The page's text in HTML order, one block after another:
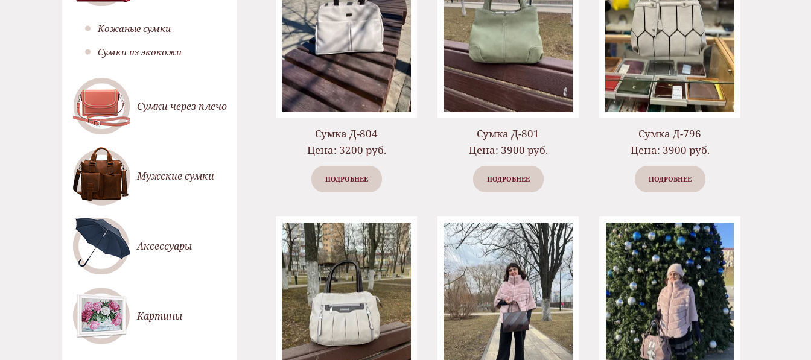
Кожаные сумки
Сумки из экокожи
Сумки через плечо
Мужские сумки
Аксессуары
Картины
Сумка Д-804
Цена: 3200 руб.
ПОДРОБНЕЕ
Сумка Д-801
Цена: 3900 руб.
ПОДРОБНЕЕ
Сумка Д-796
Цена: 3900 руб.
ПОДРОБНЕЕ